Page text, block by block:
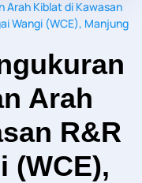
Arah Kiblat di Kawasan
Wangi (WCE), Manjung
Arah
R&R
(WCE),